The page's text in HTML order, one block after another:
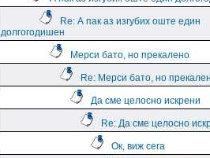
Re: А пак аз изгубих оште един
долгогодишен
Мерси бато, но прекалено
Re: Мерси бато, но
Да сме целосно искрени
Re: Да сме целосно
Ок, виж сега